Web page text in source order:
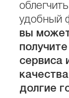
удобный
вы
сервиса
долгие